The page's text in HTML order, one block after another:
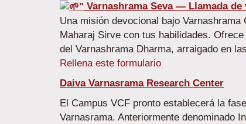
Varnashrama Seva — Llamada
Una misión devocional bajo
Maharaj Sirve con tus habilidades.
del Varnashrama Dharma, arraigado en
Rellena este formulario
Daiva Varnasrama Research Center
El Campus VCF pronto establecerá la
Varnasrama. Anteriormente denominado